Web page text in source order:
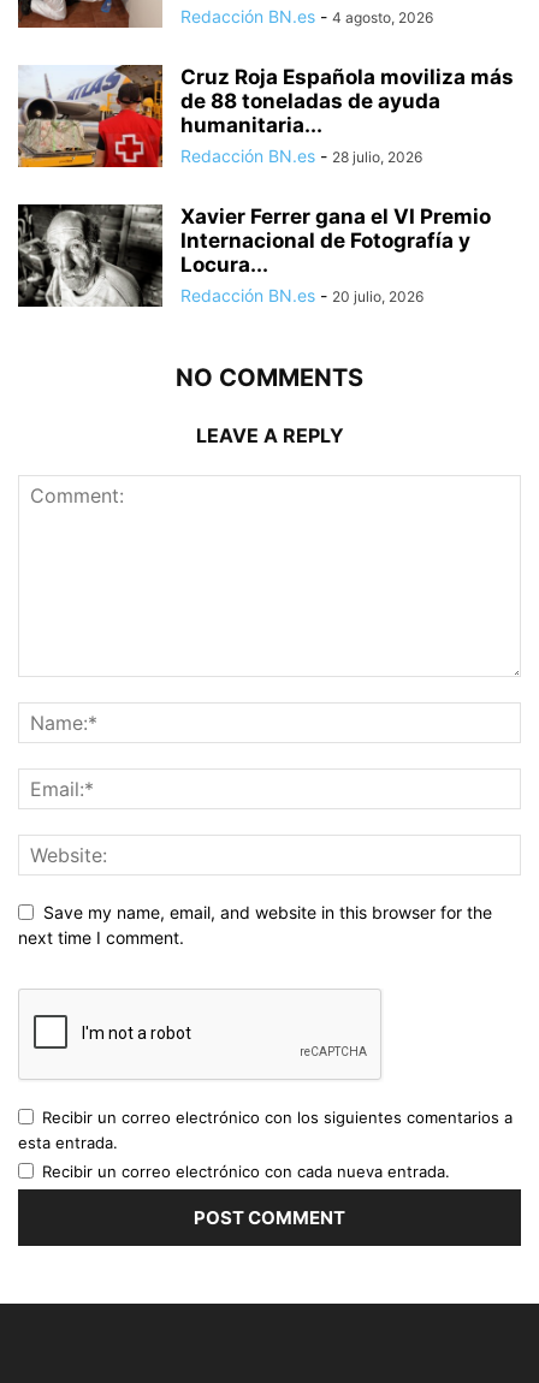
Redacción BN.es - 4 agosto, 2026
Cruz Roja Española moviliza más
de 88 toneladas de ayuda
humanitaria...
Redacción BN.es - 28 julio, 2026
Xavier Ferrer gana el VI Premio
Internacional de Fotografía y
Locura...
Redacción BN.es - 20 julio, 2026
NO COMMENTS
LEAVE A REPLY
Save my name, email, and website in this browser for the
next time I comment.
Recibir un correo electrónico con los siguientes comentarios a
esta entrada.
Recibir un correo electrónico con cada nueva entrada.